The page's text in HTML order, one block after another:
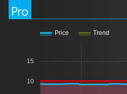
Pro
Price Trend
10
15